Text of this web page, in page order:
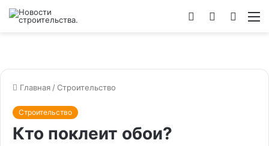
Switch
Войти
Главная /Строительство
Строительство
Кто поклеит обои?